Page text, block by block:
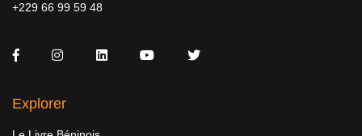
+229 66 99 59 48
FacebookInstagramLinkedInYou TubeTwitter
Explorer